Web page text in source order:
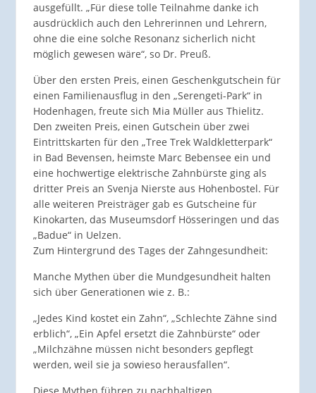
ausgefüllt. „Für diese tolle Teilnahme danke ich
ausdrücklich auch den Lehrerinnen und Lehrern,
ohne die eine solche Resonanz sicherlich nicht
möglich gewesen wäre“, so Dr. Preuß.
Über den ersten Preis, einen Geschenkgutschein für
einen Familienausflug in den „Serengeti-Park“ in
Hodenhagen, freute sich Mia Müller aus Thielitz.
Den zweiten Preis, einen Gutschein über zwei
Eintrittskarten für den „Tree Trek Waldkletterpark“
in Bad Bevensen, heimste Marc Bebensee ein und
eine hochwertige elektrische Zahnbürste ging als
dritter Preis an Svenja Nierste aus Hohenbostel. Für
alle weiteren Preisträger gab es Gutscheine für
Kinokarten, das Museumsdorf Hösseringen und das
„Badue“ in Uelzen.
Zum Hintergrund des Tages der Zahngesundheit:
Manche Mythen über die Mundgesundheit halten
sich über Generationen wie z. B.:
„Jedes Kind kostet ein Zahn“, „Schlechte Zähne sind
erblich“, „Ein Apfel ersetzt die Zahnbürste“ oder
„Milchzähne müssen nicht besonders gepflegt
werden, weil sie ja sowieso herausfallen“.